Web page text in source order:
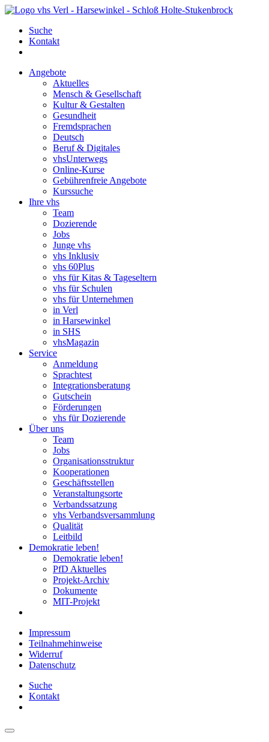
Suche
Kontakt
Angebote
Aktuelles
Mensch & Gesellschaft
Kultur & Gestalten
Gesundheit
Fremdsprachen
Deutsch
Beruf & Digitales
vhsUnterwegs
Online-Kurse
Gebührenfreie Angebote
Kurssuche
Ihre vhs
Team
Dozierende
Jobs
Junge vhs
vhs Inklusiv
vhs 60Plus
vhs für Kitas & Tageseltern
vhs für Schulen
vhs für Unternehmen
in Verl
in Harsewinkel
in SHS
vhsMagazin
Service
Anmeldung
Sprachtest
Integrationsberatung
Gutschein
Förderungen
vhs für Dozierende
Über uns
Team
Jobs
Organisationsstruktur
Kooperationen
Geschäftsstellen
Veranstaltungsorte
Verbandssatzung
vhs Verbandsversammlung
Qualität
Leitbild
Demokratie leben!
Demokratie leben!
PfD Aktuelles
Projekt-Archiv
Dokumente
MIT-Projekt
Impressum
Teilnahmehinweise
Widerruf
Datenschutz
Suche
Kontakt